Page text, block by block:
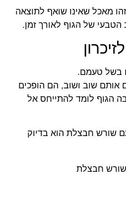
מאכל שאינו שואף לתוצאה
של הגוף לאורך זמן.
בשל טעמם.
אותם שוב ושוב, הם הופכים
הגוף לומד להתייחס אל
שורש חבצלת הוא בדיוק